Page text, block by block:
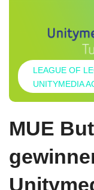
LEAGUE OF
UNITYMEDIA
MUE